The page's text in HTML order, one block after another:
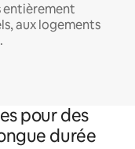
entièrement
aux logements
pour des
durée